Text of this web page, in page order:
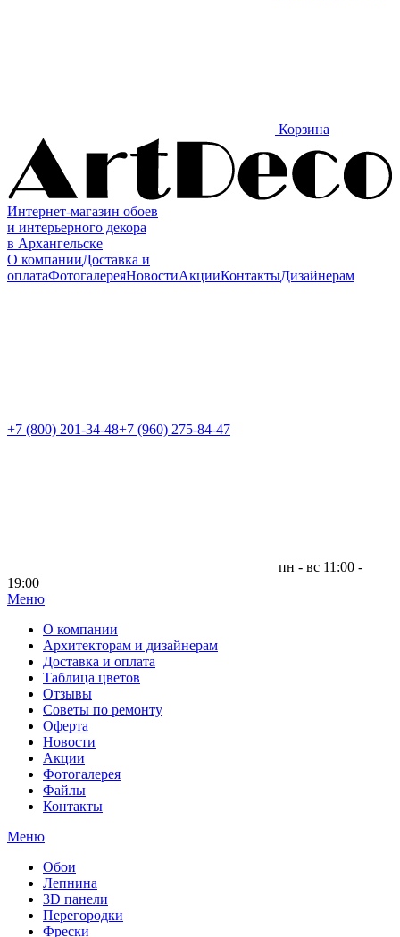
Корзина
Интернет-магазин обоев
и интерьерного декора
в Архангельске
О компанииДоставка и
оплатаФотогалереяНовостиАкцииКонтактыДизайнерам
+7 (800) 201-34-48+7 (960) 275-84-47
пн - вс 11:00 -
19:00
Меню|
О компании
Архитекторам и дизайнерам
Доставка и оплата
Таблица цветов
Отзывы
Советы по ремонту
Оферта
Новости
Акции
Фотогалерея
Файлы
Контакты
Меню
Обои
Лепнина
3D панели
Перегородки
Фрески